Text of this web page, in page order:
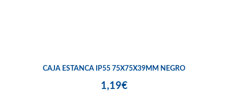
CAJA ESTANCA IP55 75X75X39MM NEGRO
1,19€